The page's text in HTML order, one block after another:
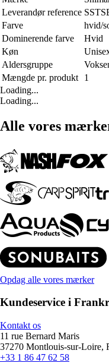
Leverandør reference
Farve
hvid/
Dominerende farve
Hvid
Køn
Aldersgruppe
Mængde pr. produkt
1
Loading...
Loading...
Alle vores
Opdag alle vores mærker
Kundeservice i
Kontakt os
11 rue Bernard Maris
37270 Montlouis-sur-Loire,
+33 1 86 47 62 58